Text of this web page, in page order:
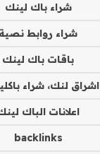
شراء باك لينك
شراء روابط نصية
باقات باك لينك
اشراق لنك، شراء
اعلانات الباك
backlinks